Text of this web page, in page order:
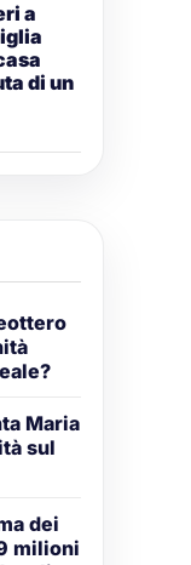
a
di un
Maria
sul
dei
milioni